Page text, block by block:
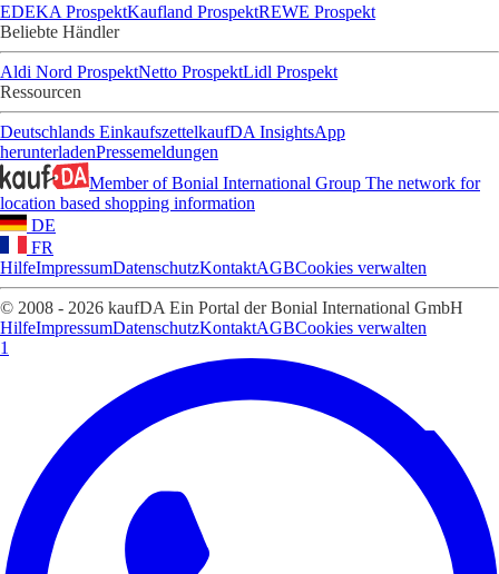
EDEKA ProspektKaufland ProspektREWE Prospekt
Beliebte Händler
Aldi Nord ProspektNetto ProspektLidl Prospekt
Ressourcen
Deutschlands EinkaufszettelkaufDA InsightsApp
herunterladenPressemeldungen
Member of Bonial International Group The network for
location based shopping information
DE
FR
HilfeImpressumDatenschutzKontaktAGBCookies verwalten
© 2008 - 2026 kaufDA Ein Portal der Bonial International GmbH
HilfeImpressumDatenschutzKontaktAGBCookies verwalten
1